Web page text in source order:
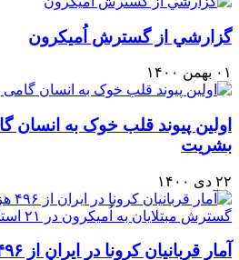
گزارشي از گسترش اُميكرون
۰۱ بهمن ۱۴۰۰
اولین پیوند قلب خوک به انسان
بشریت
۲۲ دی ۱۴۰۰